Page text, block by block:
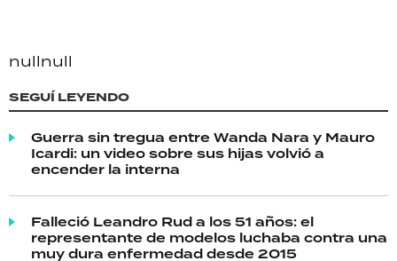
nullnull
SEGUÍ LEYENDO
Guerra sin tregua entre Wanda Nara y Mauro
Icardi: un video sobre sus hijas volvió a
encender la interna
Falleció Leandro Rud a los 51 años: el
representante de modelos luchaba contra una
muy dura enfermedad desde 2015